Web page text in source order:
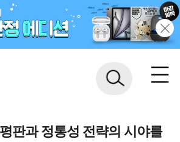
판과 정통성 전략의 시야를